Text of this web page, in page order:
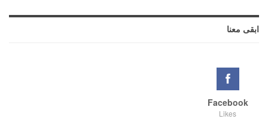
ابقى معنا
Facebook
Likes